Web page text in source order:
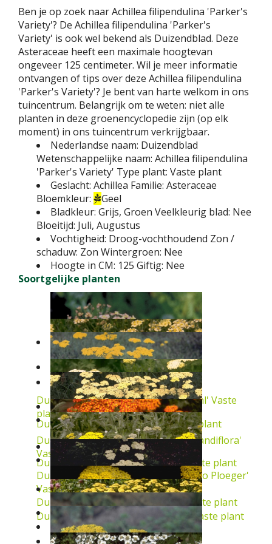
Ben je op zoek naar Achillea filipendulina 'Parker's
Variety'? De Achillea filipendulina 'Parker's
Variety' is ook wel bekend als Duizendblad. Deze
Asteraceae heeft een maximale hoogtevan
ongeveer 125 centimeter. Wil je meer informatie
ontvangen of tips over deze Achillea filipendulina
'Parker's Variety'? Je bent van harte welkom in ons
tuincentrum. Belangrijk om te weten: niet alle
planten in deze groenencyclopedie zijn (op elk
moment) in ons tuincentrum verkrijgbaar.
Nederlandse naam: Duizendblad
Wetenschappelijke naam: Achillea filipendulina
'Parker's Variety' Type plant: Vaste plant
Geslacht: Achillea Familie: Asteraceae
Bloemkleur:
Geel
Bladkleur: Grijs, Groen Veelkleurig blad: Nee
Bloeitijd: Juli, Augustus
Vochtigheid: Droog-vochthoudend Zon /
schaduw: Zon Wintergroen: Nee
Hoogte in CM: 125 Giftig: Nee
Soortgelijke planten
DuizendbladAchillea 'Hannelore Pahl' Vaste
plant
DuizendbladAchillea x lewisiiVaste plant
DuizendbladAchillea tomentosa 'Grandiflora'
Vaste plant
DuizendbladAchillea grandifoliaVaste plant
DuizendbladAchillea clypeolata 'Theo Ploeger'
Vaste plant
Duizendblad Achillea 'Feuerland'
Vaste plant
DuizendbladAchillea 'Moonshine' Vaste plant